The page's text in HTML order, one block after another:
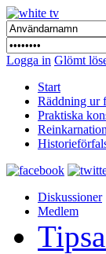
Logga in Glömt
Start
Räddning ur
Praktiska
Diskussioner
Medlem